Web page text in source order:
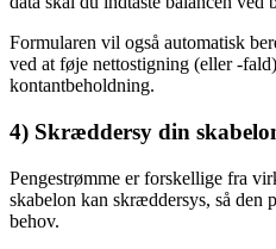
Formularen vil også automatisk
ved at føje nettostigning (eller -
kontantbeholdning.
4) Skræddersy din
Pengestrømme er forskellige fra
skabelon kan skræddersys, så den
behov.